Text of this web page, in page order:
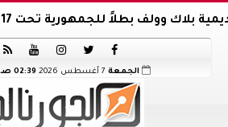
وولف بطلاً للجمهورية تحت 17 سنة





الجمعة 02:39 صـ 21 صفر 1448